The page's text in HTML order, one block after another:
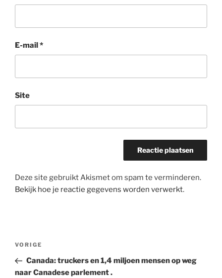
E-mail*
Site
Deze site gebruikt Akismet om spam te verminderen.
Bekijk hoe je reactie gegevens worden verwerkt.
Bericht
Vorig
bericht
VORIGE
Canada: truckers en 1,4 miljoen mensen op weg
naar Canadese parlement .